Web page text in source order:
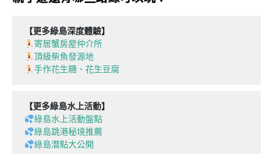
【更多綠島深度體驗】
寄居蟹房屋仲介所
頂級柴魚發源地
手作花生糖、花生豆腐
【更多綠島水上活動】
綠島水上活動盤點
綠島跳港秘境推薦
綠島潛點大公開